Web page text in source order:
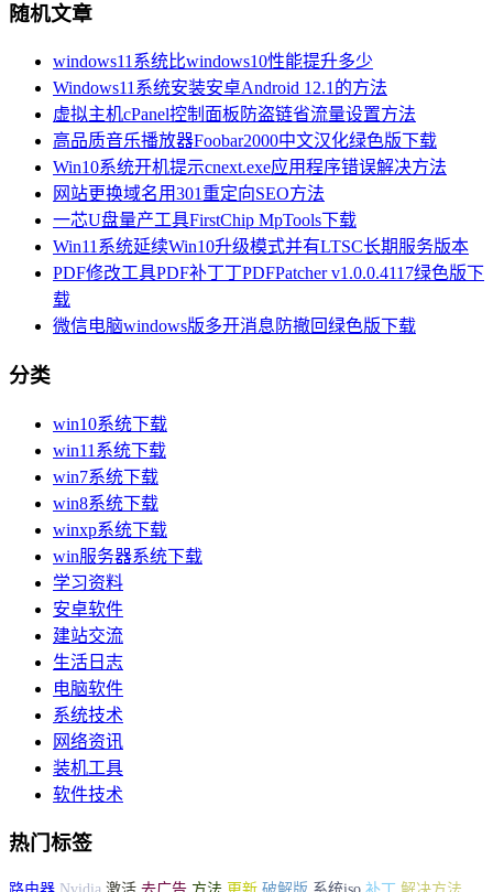
随机文章
windows11系统比windows10性能提升多少
Windows11系统安装安卓Android 12.1的方法
虚拟主机cPanel控制面板防盗链省流量设置方法
高品质音乐播放器Foobar2000中文汉化绿色版下载
Win10系统开机提示cnext.exe应用程序错误解决方法
网站更换域名用301重定向SEO方法
一芯U盘量产工具FirstChip MpTools下载
Win11系统延续Win10升级模式并有LTSC长期服务版本
PDF修改工具PDF补丁丁PDFPatcher v1.0.0.4117绿色版下
载
微信电脑windows版多开消息防撤回绿色版下载
分类
win10系统下载
win11系统下载
win7系统下载
win8系统下载
winxp系统下载
win服务器系统下载
学习资料
安卓软件
建站交流
生活日志
电脑软件
系统技术
网络资讯
装机工具
软件技术
热门标签